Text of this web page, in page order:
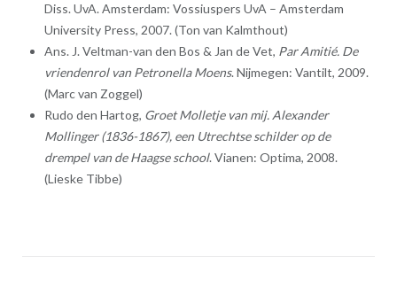
Diss. UvA. Amsterdam: Vossiuspers UvA – Amsterdam
University Press, 2007. (Ton van Kalmthout)
Ans. J. Veltman-van den Bos & Jan de Vet, Par Amitié. De
vriendenrol van Petronella Moens. Nijmegen: Vantilt, 2009.
(Marc van Zoggel)
Rudo den Hartog, Groet Molletje van mij. Alexander
Mollinger (1836-1867), een Utrechtse schilder op de
drempel van de Haagse school. Vianen: Optima, 2008.
(Lieske Tibbe)